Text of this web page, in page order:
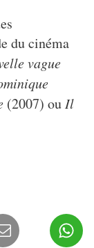
du cinéma
vague
(2007) ou Il